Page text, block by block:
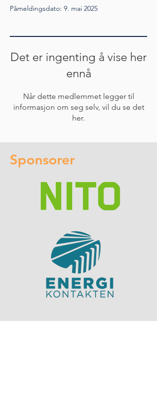
Påmeldingsdato: 9. mai 2025
Det er ingenting å vise her
ennå
Når dette medlemmet legger til
informasjon om seg selv, vil du se det
her.
Sponsorer